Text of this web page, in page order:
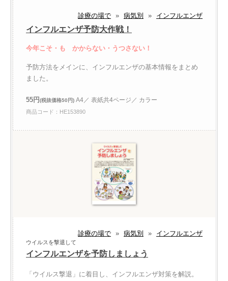
診療の場で » 病気別 » インフルエンザ
インフルエンザ予防大作戦！
今年こそ・も かからない・うつさない！
予防方法をメインに、インフルエンザの基本情報をまとめ
ました。
55円(税抜価格50円) A4／ 表紙共4ページ／ カラー
商品コード：HE153890
診療の場で » 病気別 » インフルエンザ
ウイルスを撃退して
インフルエンザを予防しましょう
「ウイルス撃退」に着目し、インフルエンザ対策を解説。